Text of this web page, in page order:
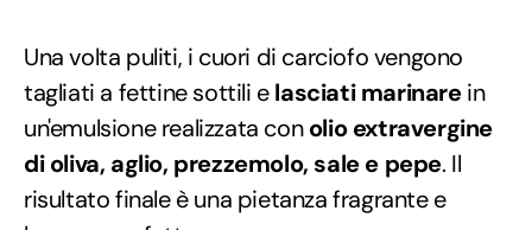
Una volta puliti, i cuori di carciofo vengono
tagliati a fettine sottili elasciati marinarein
un'emulsione realizzata conolio extravergine
di oliva, aglio, prezzemolo, sale e pepe. Il
risultato finale è una pietanza fragrante e